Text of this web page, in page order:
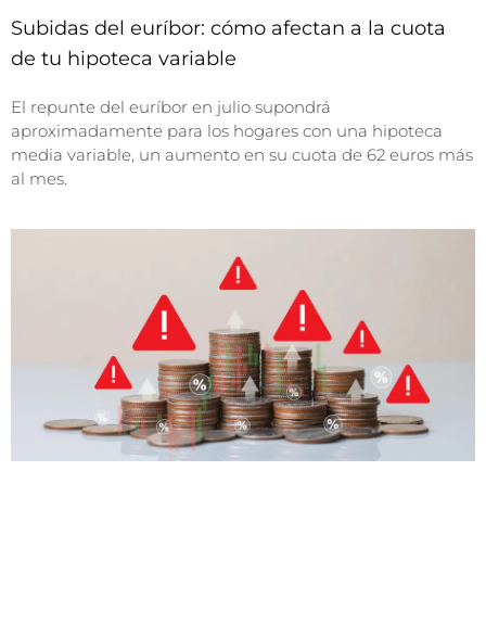
Subidas del euríbor: cómo afectan a la cuota
de tu hipoteca variable
El repunte del euríbor en julio supondrá
aproximadamente para los hogares con una hipoteca
media variable, un aumento en su cuota de 62 euros más
al mes.